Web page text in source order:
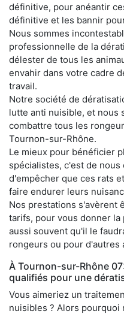
définitive, pour anéantir
définitive et les bannir
Nous sommes
professionnelle de la
délester de tous les
envahir dans votre cadre
travail.
Notre société de
lutte anti nuisible, et nous
combattre tous les
Tournon-sur-Rhône.
Le mieux pour bénéficier
spécialistes, c'est de
d'empêcher que ces rats
faire endurer leurs
Nos prestations s'avèrent
tarifs, pour vous donner
aussi souvent qu'il le
rongeurs ou pour d'autres
À Tournon-sur-Rhône
qualifiés pour une
Vous aimeriez un
nuisibles ? Alors pourquoi